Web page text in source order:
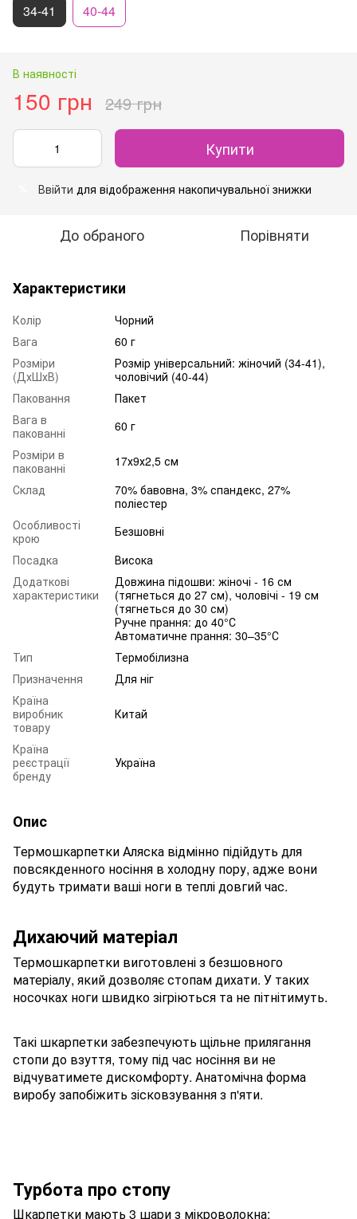
34-41 40-44
В наявності
150 грн 249 грн
Купити
Ввійти для відображення накопичувальної знижки
До обраного Порівняти
Характеристики
Колір
Чорний
Вага
60 г
Розміри
(ДхШхВ)
Розмір універсальний: жіночий (34-41),
чоловічий (40-44)
Паковання
Пакет
Вага в
пакованні
60 г
Розміри в
пакованні
17х9х2,5 см
Склад
70% бавовна, 3% спандекс, 27%
поліестер
Особливості
крою
Безшовні
Посадка
Висока
Додаткові
характеристики
Довжина підошви: жіночі - 16 см
(тягнеться до 27 см), чоловічі - 19 см
(тягнеться до 30 см)
Ручне прання: до 40°С
Автоматичне прання: 30–35°С
Тип
Термобілизна
Призначення
Для ніг
Країна
виробник
товару
Китай
Країна
реєстрації
бренду
Україна
Опис
Термошкарпетки Аляска відмінно підійдуть для
повсякденного носіння в холодну пору, адже вони
будуть тримати ваші ноги в теплі довгий час.
Дихаючий матеріал
Термошкарпетки виготовлені з безшовного
матеріалу, який дозволяє стопам дихати. У таких
носочках ноги швидко зігріються та не пітнітимуть.
Такі шкарпетки забезпечують щільне прилягання
стопи до взуття, тому під час носіння ви не
відчуватимете дискомфорту. Анатомічна форма
виробу запобіжить зісковзування з п'яти.
Турбота про стопу
Шкарпетки мають 3 шари з мікроволокна: